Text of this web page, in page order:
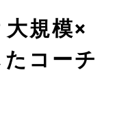
規模×
コーチ